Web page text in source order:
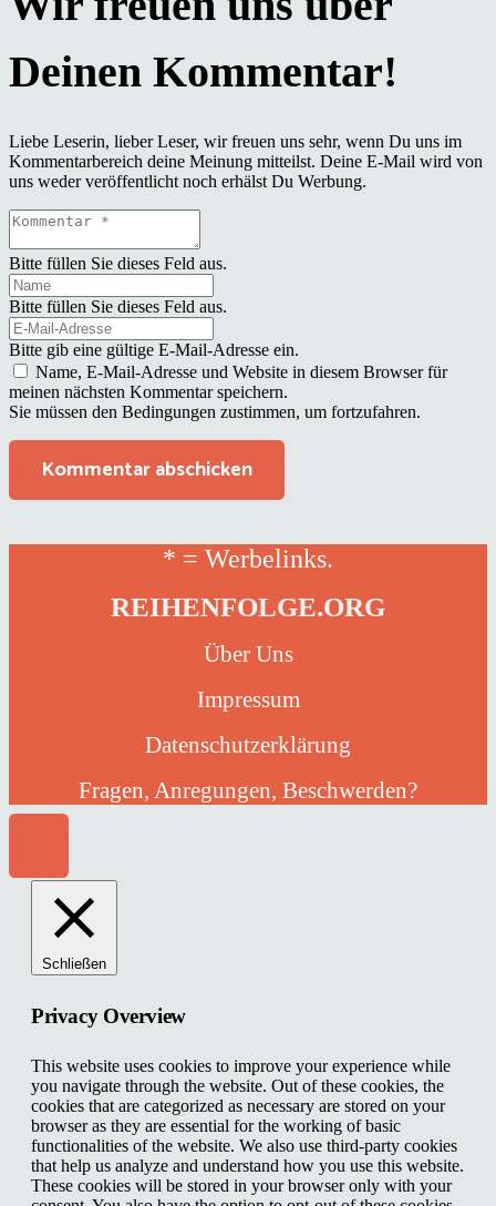
Liebe Leserin, lieber Leser, wir freuen uns sehr, wenn Du uns im
Kommentarbereich deine Meinung mitteilst. Deine E-Mail wird von
uns weder veröffentlicht noch erhälst Du Werbung.
Bitte füllen Sie dieses Feld aus.
Bitte füllen Sie dieses Feld aus.
Bitte gib eine gültige E-Mail-Adresse ein.
Name, E-Mail-Adresse und Website in diesem Browser für
meinen nächsten Kommentar speichern.
Sie müssen den Bedingungen zustimmen, um fortzufahren.
Kommentar abschicken
* = Werbelinks.
REIHENFOLGE.ORG
Über Uns
Impressum
Datenschutzerklärung
Fragen, Anregungen, Beschwerden?
Schließen
Privacy Overview
This website uses cookies to improve your experience while
you navigate through the website. Out of these cookies, the
cookies that are categorized as necessary are stored on your
browser as they are essential for the working of basic
functionalities of the website. We also use third-party cookies
that help us analyze and understand how you use this website.
These cookies will be stored in your browser only with your